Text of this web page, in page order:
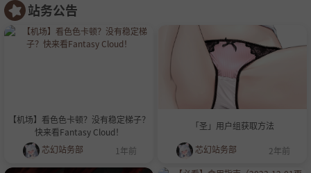
站务公告
【机场】看色色卡顿？没有稳定梯子？
快来看Fantasy Cloud！
芯幻站务部
1年前
「圣」用户组获取方法
芯幻站务部 2年前